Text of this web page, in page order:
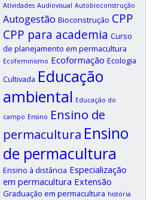
Atividades Audiovisual Autobioconstrução
Autogestão Bioconstrução CPP
CPP para academia Curso
de planejamento em permacultura
Ecofeminismo Ecoformação Ecologia
Cultivada Educação
ambiental Educação do
campo Ensino Ensino de
permacultura Ensino
de permacultura
Ensino à distância Especialização
em permacultura Extensão
Graduação em permacultura história